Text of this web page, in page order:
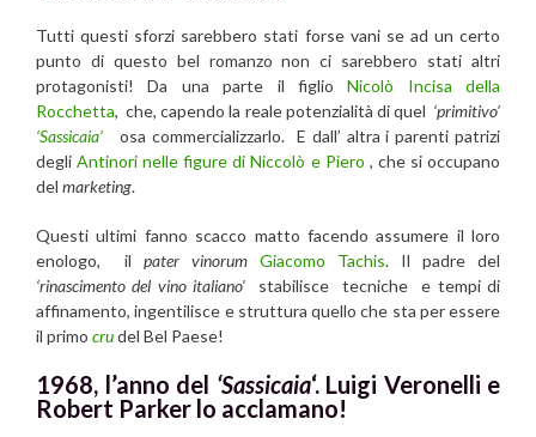
Tutti questi sforzi sarebbero stati forse vani se ad un certo
punto di questo bel romanzo non ci sarebbero stati altri
protagonisti! Da una parte il figlioNicolò Incisa della
Rocchetta, che, capendo la reale potenzialità di quel ‘primitivo’
‘Sassicaia’
osa commercializzarlo. E dall’ altra i parenti patrizi
degliAntinori nelle figure di Niccolò e Piero , che si occupano
del marketing.
Questi ultimi fanno scacco matto facendo assumere il loro
enologo, il pater vinorum Giacomo Tachis. Il padre del
‘rinascimento del vino italiano’
stabilisce tecniche e tempi di
affinamento, ingentilisce e struttura quello che sta per essere
il primo crudel Bel Paese!
1968, l’anno del ‘Sassicaia‘. Luigi Veronelli e
Robert Parker lo acclamano!